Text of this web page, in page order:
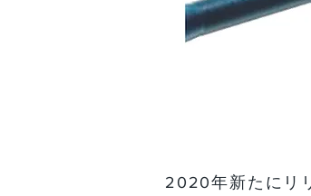
2020年新たにリ